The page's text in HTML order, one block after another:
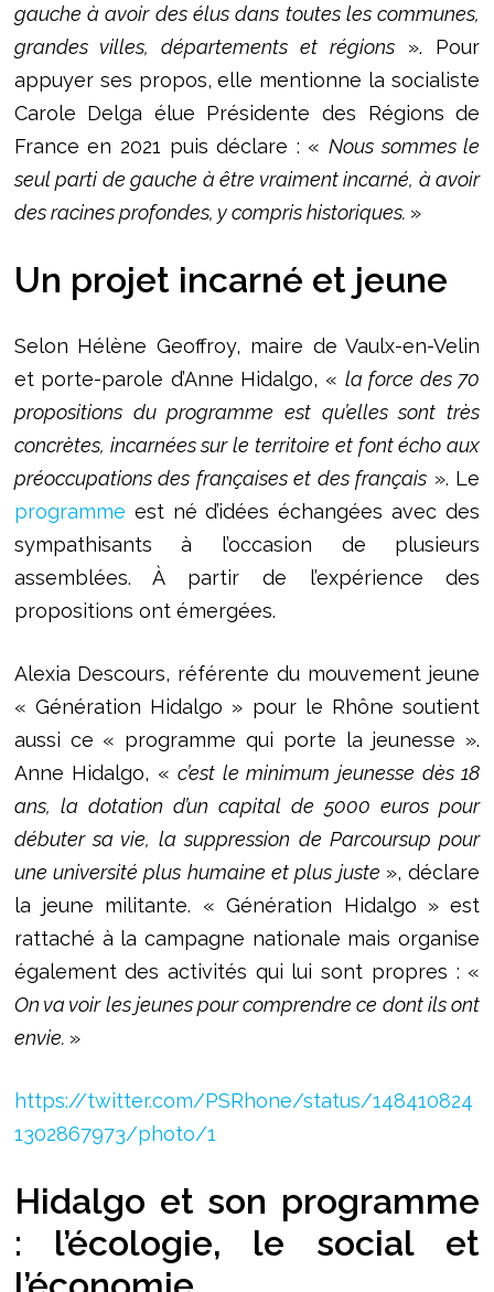
gauche à avoir des élus dans toutes les communes,
grandes villes, départements et régions ». Pour
appuyer ses propos, elle mentionne la socialiste
Carole Delga élue Présidente des Régions de
France en 2021 puis déclare : « Nous sommes le
seul parti de gauche à être vraiment incarné, à avoir
des racines profondes, y compris historiques. »
Un projet incarné et jeune
Selon Hélène Geoffroy, maire de Vaulx-en-Velin
et porte-parole d’Anne Hidalgo, « la force des 70
propositions du programme est qu’elles sont très
concrètes, incarnées sur le territoire et font écho aux
préoccupations des françaises et des français ». Le
programme est né d’idées échangées avec des
sympathisants à l’occasion de plusieurs
assemblées. À partir de l’expérience des
propositions ont émergées.
Alexia Descours, référente du mouvement jeune
« Génération Hidalgo » pour le Rhône soutient
aussi ce « programme qui porte la jeunesse ».
Anne Hidalgo, « c’est le minimum jeunesse dès 18
ans, la dotation d’un capital de 5000 euros pour
débuter sa vie, la suppression de Parcoursup pour
une université plus humaine et plus juste », déclare
la jeune militante. « Génération Hidalgo » est
rattaché à la campagne nationale mais organise
également des activités qui lui sont propres : «
On va voir les jeunes pour comprendre ce dont ils ont
envie. »
https://twitter.com/PSRhone/status/148410824
1302867973/photo/1
Hidalgo et son programme
: l’écologie, le social et